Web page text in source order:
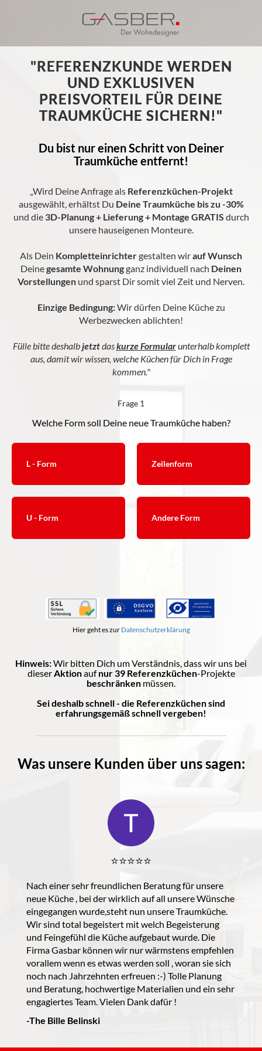
"REFERENZKUNDE WERDEN
UND EXKLUSIVEN
PREISVORTEIL FÜR DEINE
TRAUMKÜCHE SICHERN!"
Du bist nur einen Schritt von Deiner
Traumküche entfernt!
„Wird Deine Anfrage als Referenzküchen-Projekt
ausgewählt, erhältst Du Deine Traumküche bis zu -30%
und die 3D-Planung + Lieferung + Montage GRATIS durch
unsere hauseigenen Monteure.
Als Dein Kompletteinrichtergestalten wirauf Wunsch
Deinegesamte Wohnungganz individuell nach Deinen
Vorstellungen und sparst Dir somit viel Zeit und Nerven.
Einzige Bedingung:Wir dürfen Deine Küche zu
Werbezwecken ablichten!
Fülle bitte deshalb jetztdaskurze Formularunterhalb komplett
aus, damit wir wissen, welche Küchen für Dich in Frage
kommen."
Frage 1
Welche Form soll Deine neue Traumküche haben?
L - Form Zeilenform
U - Form Andere Form
Hier geht es zur Datenschutzerklärung
Hinweis:Wir bitten Dich um Verständnis, dass wir uns bei
dieser Aktionaufnur 39 Referenzküchen-Projekte
beschränken müssen.
Sei deshalb schnell - die Referenzküchen sind
erfahrungsgemäß schnell vergeben!
Was unsere Kunden über uns sagen:
⭐️⭐️⭐️⭐️⭐️
Nach einer sehr freundlichen Beratung für unsere
neue Küche , bei der wirklich auf all unsere Wünsche
eingegangen wurde,steht nun unsere Traumküche.
Wir sind total begeistert mit welch Begeisterung
und Feingefühl die Küche aufgebaut wurde. Die
Firma Gasbar können wir nur wärmstens empfehlen
vorallem wenn es etwas werden soll , woran sie sich
noch nach Jahrzehnten erfreuen :-) Tolle Planung
und Beratung, hochwertige Materialien und ein sehr
engagiertes Team. Vielen Dank dafür !
-The Bille Belinski